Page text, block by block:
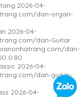
2026-04-
dan-organ-
2026-04-
dan-Guitar
dan-
0.80
2026-04-
dan-guitar-
2026-04-